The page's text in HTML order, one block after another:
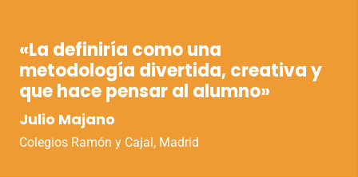
«La definiría como una
metodología divertida, creativa y
que hace pensar al alumno»
Julio Majano
Colegios Ramón y Cajal, Madrid